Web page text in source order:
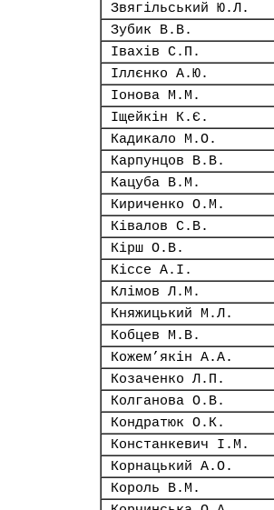
Звягільський Ю.Л.
Зубик В.В.
Івахів С.П.
Іллєнко А.Ю.
Іонова М.М.
Іщейкін К.Є.
Кадикало М.О.
Карпунцов В.В.
Кацуба В.М.
Кириченко О.М.
Ківалов С.В.
Кірш О.В.
Кіссе А.І.
Клімов Л.М.
Княжицький М.Л.
Кобцев М.В.
Кожем’якін А.А.
Козаченко Л.П.
Колганова О.В.
Кондратюк О.К.
Констанкевич І.М.
Корнацький А.О.
Король В.М.